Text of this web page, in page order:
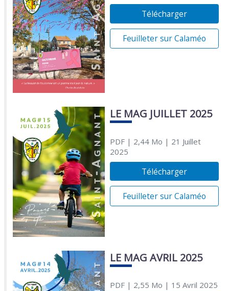
Télécharger
Feuilleter sur Calaméo
LE MAG JUILLET 2025
PDF| 2,44 Mo | 21 Juillet
2025
Télécharger
Feuilleter sur Calaméo
LE MAG AVRIL 2025
PDF| 2,55 Mo | 15 Avril 2025